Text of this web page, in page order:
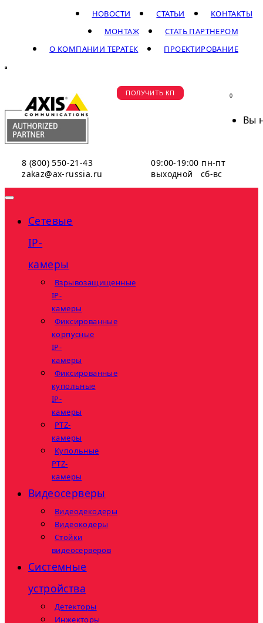
КОНТАКТЫ
СТАТЬИ
НОВОСТИ
СТАТЬ ПАРТНЕРОМ
МОНТАЖ
ПРОЕКТИРОВАНИЕ
О КОМПАНИИ ТЕРАТЕК
8 (800) 550-21-43
zakaz@ax-russia.ru
09:00-19:00 пн-пт
выходной сб-вс
ПОЛУЧИТЬ КП 0
Вы
Сетевые
IP-
камеры
Взрывозащищенные
IP-
камеры
Фиксированные
корпусные
IP-
камеры
Фиксированные
купольные
IP-
камеры
PTZ-
камеры
Купольные
PTZ-
камеры
Видеосерверы
Видеодекодеры
Видеокодеры
Стойки
видеосерверов
Системные
устройства
Детекторы
Инжекторы